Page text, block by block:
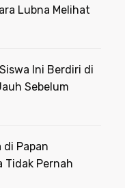
Lubna Melihat
Ini Berdiri di
Sebelum
di Papan
Tidak Pernah